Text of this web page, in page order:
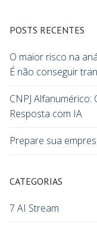
POSTS RECENTES
O maior risco na
É não conseguir
CNPJ
Resposta com IA
Prepare sua
CATEGORIAS
7 AI Stream